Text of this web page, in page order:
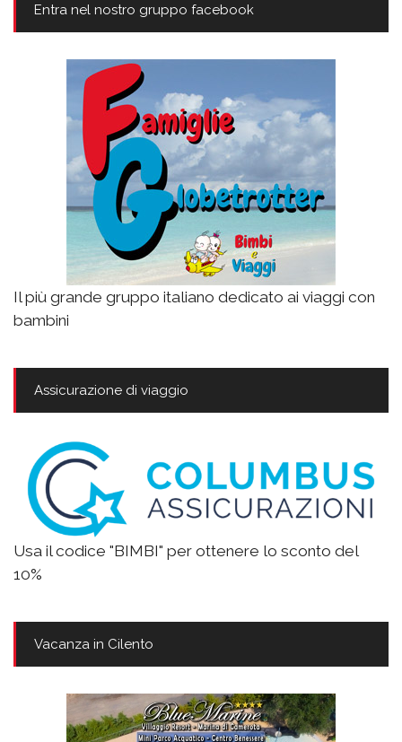
Entra nel nostro gruppo facebook
Il più grande gruppo italiano dedicato ai viaggi con
bambini
Assicurazione di viaggio
Usa il codice "BIMBI" per ottenere lo sconto del
10%
Vacanza in Cilento